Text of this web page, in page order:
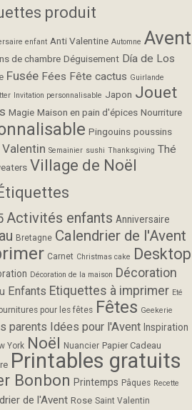
produit
enfant Anti Valentine Automne Avent
de chambre Déguisement Día de Los
Fusée Fées Fête cactus Guirlande
Invitation personnalisable Japon Jouet
Magie Maison en pain d'épices Nourriture
Pingouins poussins
Semainier sushi Thanksgiving Thé
Village de Noël
Activités enfants Anniversaire
Bretagne Calendrier de l'Avent
Carnet Christmas cake Desktop
Décoration de la maison Décoration
Enfants Etiquettes à imprimer Eté
pour les fêtes Fêtes Geekerie
parents Idées pour l'Avent Inspiration
York Noël Nuancier Papier Cadeau
Printables gratuits
Bonbon Printemps Pâques Recette
de l'Avent Rose Saint Valentin